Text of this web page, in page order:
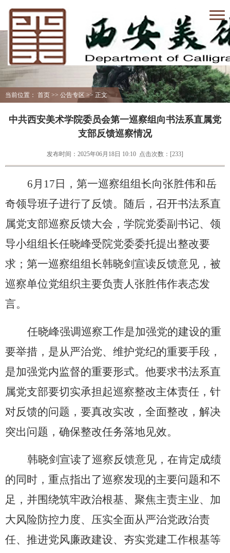
当前位置： 首页 >> 公告专区 >> 正文
中共西安美术学院委员会第一巡察组向书法系直属党
支部反馈巡察情况
发布时间：2025年06月18日 10:10 点击次数：[233]
6月 17 日，第一巡察组组长向张胜伟和岳
奇领导班子进行了反馈。随后，召开书法系直
属党支部巡察反馈大会， 学院党委副书记、 领
导小组组长任晓峰受院党委委托提出整改要
求； 第一巡察组组长韩晓剑宣读反馈意见，被
巡察单位党组织主要负责人张胜伟作表态发
言。
任晓峰强调巡察工作是加强党的建设的重
要举措，是从严治党、维护党纪的重要手段，
是加强党内监督的重要形式。他要求书法系直
属党支部要切实承担起巡察整改主体责任，针
对反馈的问题，要真改实改，全面整改，解决
突出问题，确保整改任务落地见效。
韩晓剑宣读了巡察反馈意见，在肯定成绩
的同时，重点指出了巡察发现的主要问题和不
足，并围绕筑牢政治根基、聚焦主责主业、加
大风险防控力度、压实全面从严治党政治责
任、推进党风廉政建设、夯实党建工作根基等